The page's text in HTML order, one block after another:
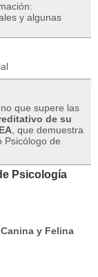
y algunas
que supere las
de su
, que demuestra
Psicólogo de
Psicología
y Felina